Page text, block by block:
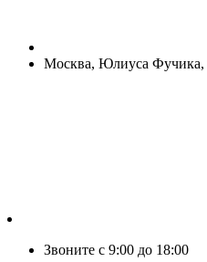
Москва, Юлиуса Фучика,
Звоните с 9:00 до 18:00